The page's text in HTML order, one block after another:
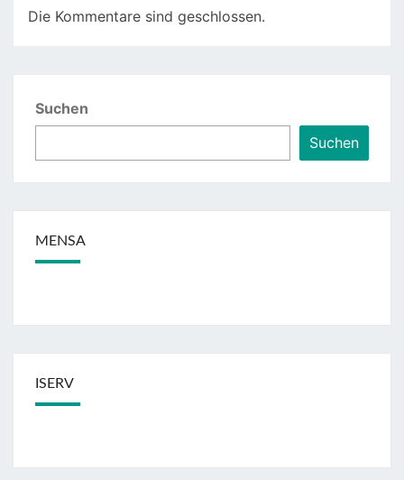
Die Kommentare sind geschlossen.
Suchen
Suchen
MENSA
ISERV